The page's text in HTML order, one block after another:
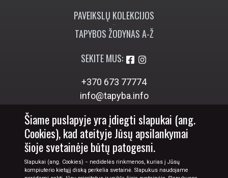
PAVEIKSLŲ KOLEKCIJOS
TAPYBOS ŽODYNAS A-Ž
SEKITE MUS:
+370 673 77774
info@tapyba.info
Šiame puslapyje yra įdiegti slapukai (ang.
Cookies), kad ateityje Jūsų apsilankymai
šioje svetainėje būtų patogesni.
Slapukai (ang. Cookies) − nedidelės rinkmenos, kurias į Jūsų
kompiuterio kietąjį diską perkelia svetainė. Slapukus naudojame